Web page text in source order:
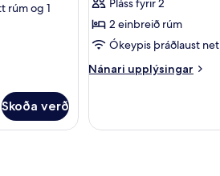
rúm og 1
Skoða verð
fyrir
Twin
Room
-
-
Pláss fyrir 2
2 einbreið rúm
Ókeypis þráðlaust net
Nánari upplýsingar
Nánari
Room